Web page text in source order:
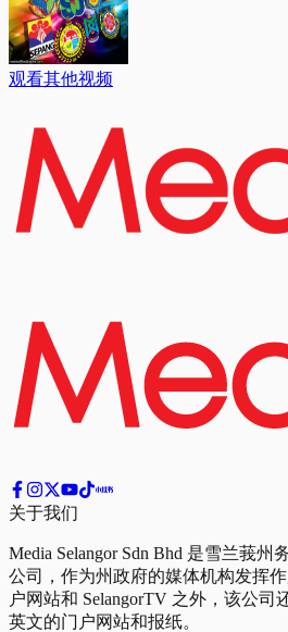
观看其他视频
关于我们
Media Selangor Sdn Bhd 是雪兰莪
公司，作为州政府的媒体机构发挥作
户网站和 SelangorTV 之外，该公司
英文的门户网站和报纸。